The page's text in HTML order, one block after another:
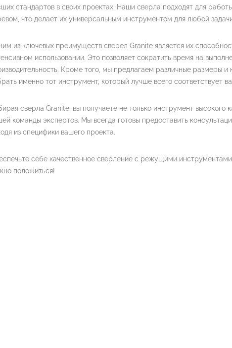
стандартов в своих проектах. Наши сверла подходят для
что делает их универсальным инструментом для любой
из ключевых преимуществ сверел Granite является их
использовании. Это позволяет сократить время на
Кроме того, мы предлагаем различные размеры и
именно тот инструмент, который лучше всего соответствует
сверла Granite, вы получаете не только инструмент
команды экспертов. Мы всегда готовы предоставить
из специфики вашего проекта.
себе качественное сверление с режущими
положиться!